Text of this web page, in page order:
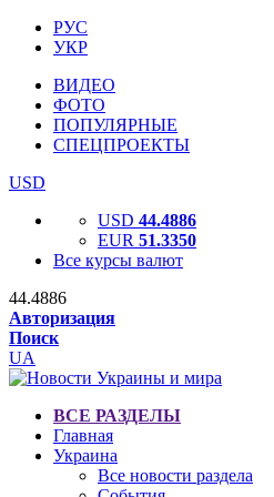
РУС
УКР
ВИДЕО
ФОТО
ПОПУЛЯРНЫЕ
СПЕЦПРОЕКТЫ
USD
USD 44.4886
EUR 51.3350
Все курсы валют
44.4886
Авторизация
Поиск
UA
ВСЕ РАЗДЕЛЫ
Главная
Украина
Все новости раздела